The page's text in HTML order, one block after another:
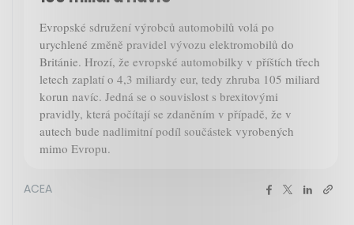
Evropské sdružení výrobců automobilů volá po
urychlené změně pravidel vývozu elektromobilů do
Británie. Hrozí, že evropské automobilky v příštích třech
letech zaplatí o 4,3 miliardy eur, tedy zhruba 105 miliard
korun navíc. Jedná se o souvislost s brexitovými
pravidly, která počítají se zdaněním v případě, že v
autech bude nadlimitní podíl součástek vyrobených
mimo Evropu.
ACEA